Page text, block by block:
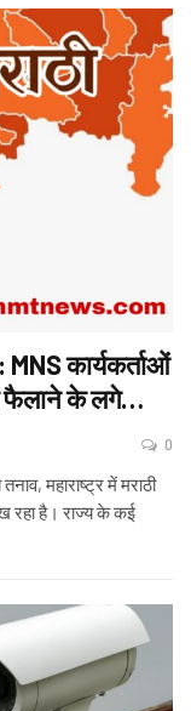
MNS कार्यकर्ताओं
फैलाने के लगे…
0
महाराष्ट्र में मराठी
रहा है। राज्य के कई